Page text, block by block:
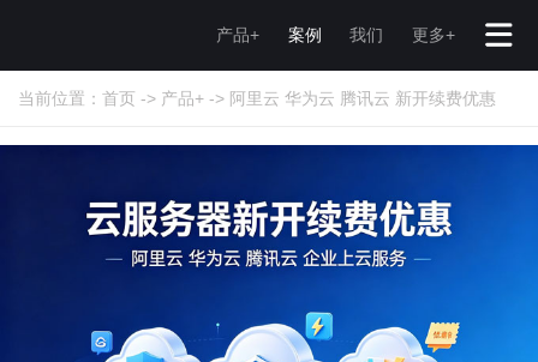
产品+ 案例 我们 更多+
当前位置： 首页 -> 产品+ -> 阿里云 华为云 腾讯云 新开续费优惠